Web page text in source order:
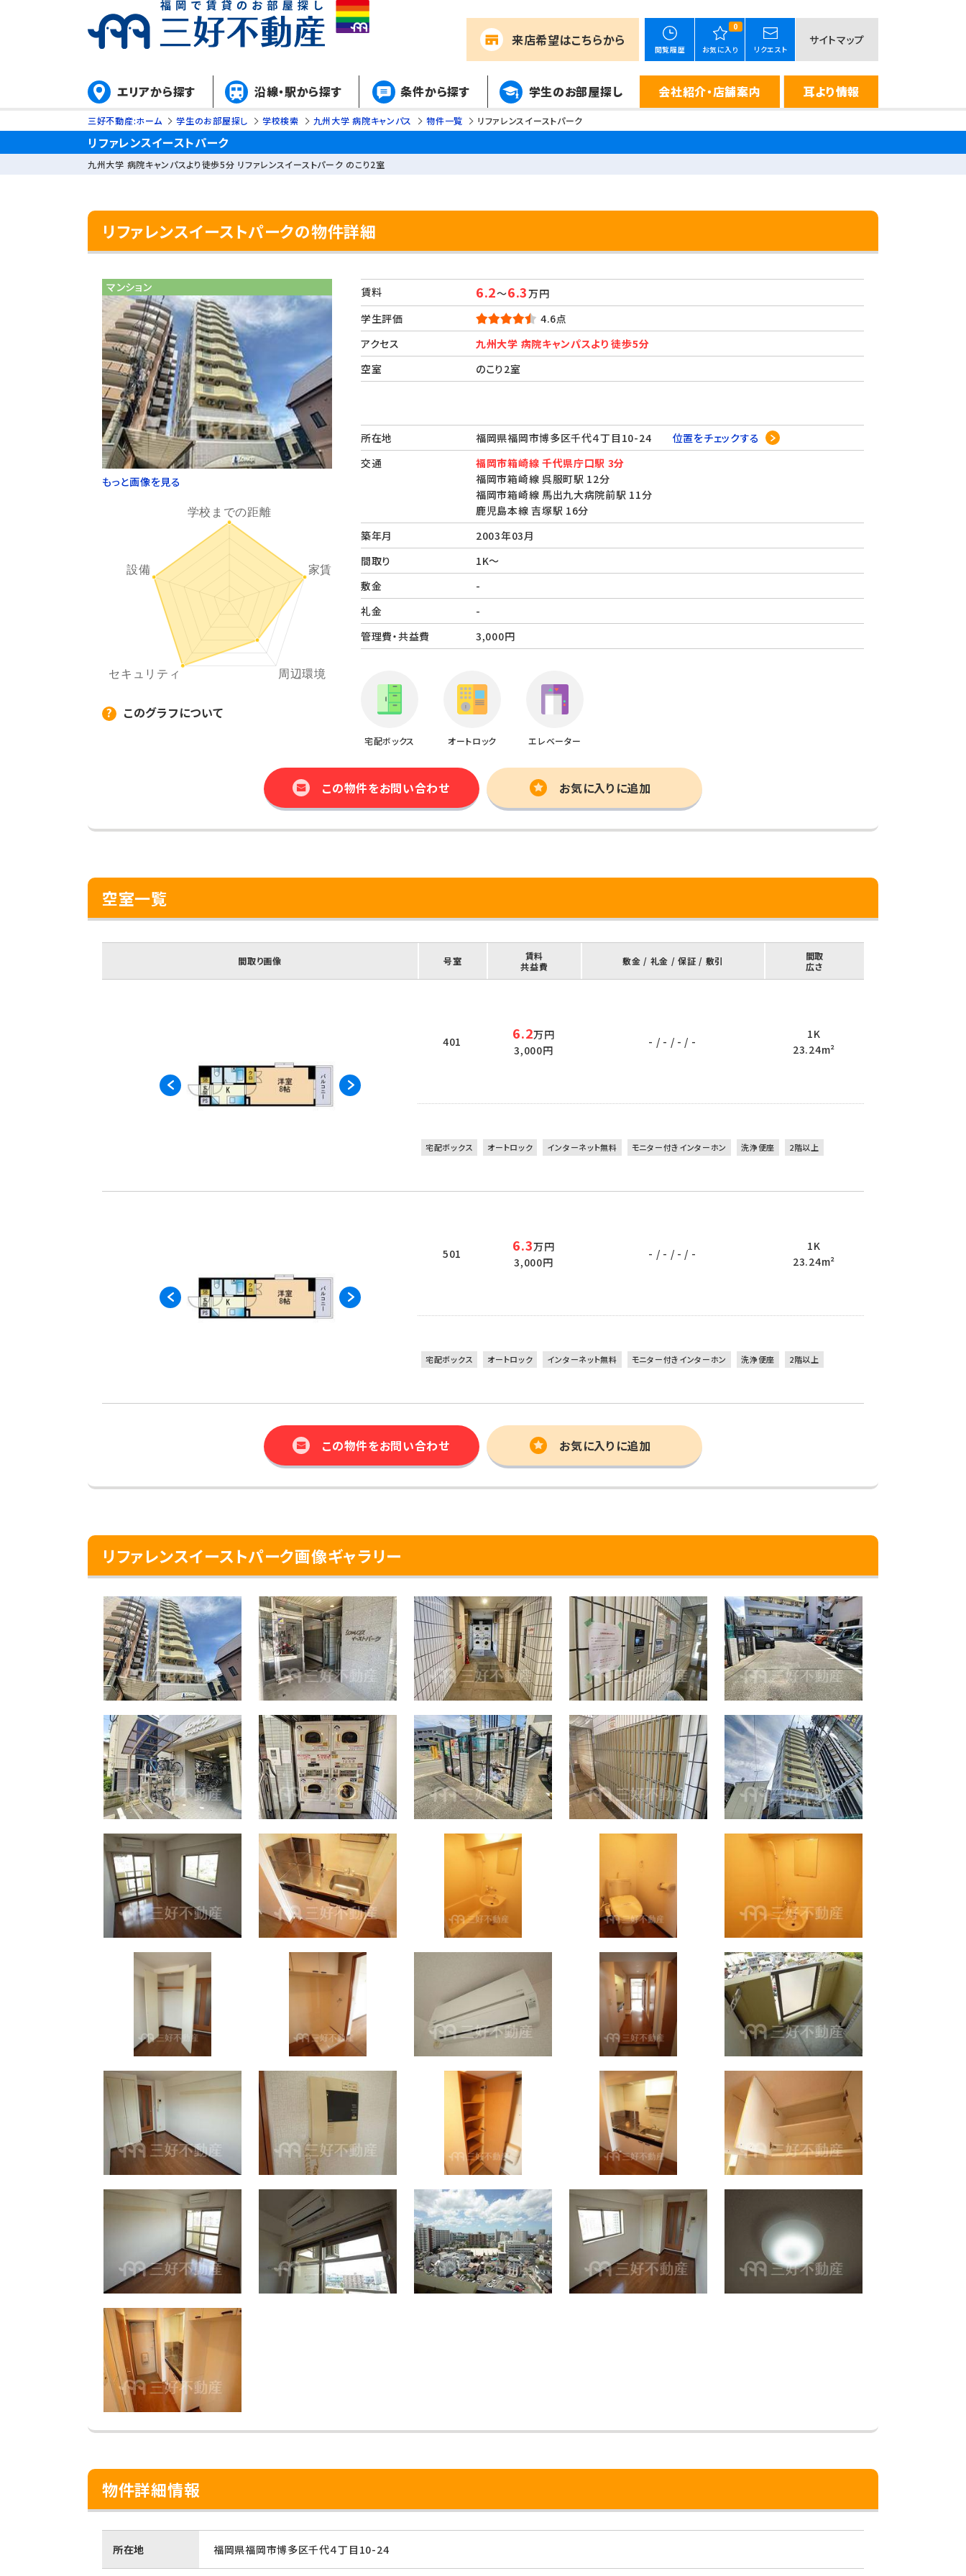
来店希望はこちらから
閲覧履歴
0
お気に入り リクエスト
サイトマップ
エリアから探す 沿線・駅から探す 条件から探す 学生のお部屋探し 会社紹介・店舗案内 耳より情報
三好不動産:ホーム 学生のお部屋探し 学校検索 九州大学 病院キャンパス 物件一覧 リファレンスイーストパーク
リファレンスイーストパーク
九州大学 病院キャンパスより徒歩5分 リファレンスイーストパーク のこり2室
リファレンスイーストパークの物件詳細
マンション
もっと画像を見る
このグラフについて
賃料 6.2～6.3万円
学生評価
4.6点
アクセス
九州大学 病院キャンパスより 徒歩5分
空室
のこり2室
所在地 福岡県福岡市博多区千代４丁目10-24 位置をチェックする
交通
福岡市箱崎線 千代県庁口駅 3分
福岡市箱崎線 呉服町駅 12分
福岡市箱崎線 馬出九大病院前駅 11分
鹿児島本線 吉塚駅 16分
築年月
2003年03月
間取り
1K～
敷金
-
礼金
-
管理費・共益費
3,000円
宅配ボックス オートロック エレベーター
この物件をお問い合わせ お気に入りに追加
空室一覧
間取り画像 号室
賃料
共益費
敷金 / 礼金 / 保証 / 敷引
間取
広さ
401 6.2万円
3,000円
- / - / - / -
1K
23.24m²
宅配ボックス オートロック インターネット無料 モニター付きインターホン 洗浄便座 2階以上
501 6.3万円
3,000円
- / - / - / -
1K
23.24m²
宅配ボックス オートロック インターネット無料 モニター付きインターホン 洗浄便座 2階以上
この物件をお問い合わせ お気に入りに追加
リファレンスイーストパーク画像ギャラリー
物件詳細情報
所在地 福岡県福岡市博多区千代４丁目10-24